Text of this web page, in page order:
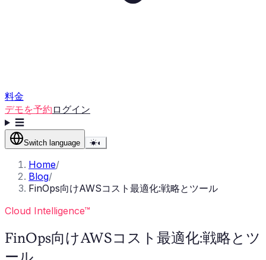
料金
デモを予約 ログイン
☰
Switch language ☀◐
Home/
Blog/
FinOps向けAWSコスト最適化:戦略とツール
Cloud Intelligence™
FinOps向けAWSコスト最適化:戦略とツ
ール